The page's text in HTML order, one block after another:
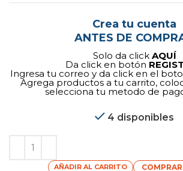
Crea tu cuenta
ANTES DE
Solo da click AQUÍ
Da click en botón
Ingresa tu correo y da click en el
Agrega productos a tu carrito,
selecciona tu metodo de
4 disponibles
AÑADIR AL CARRITO